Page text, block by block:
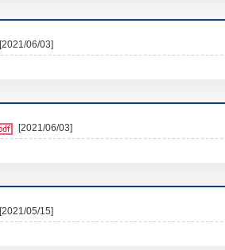
[2021/06/03]
[2021/06/03]
[2021/05/15]